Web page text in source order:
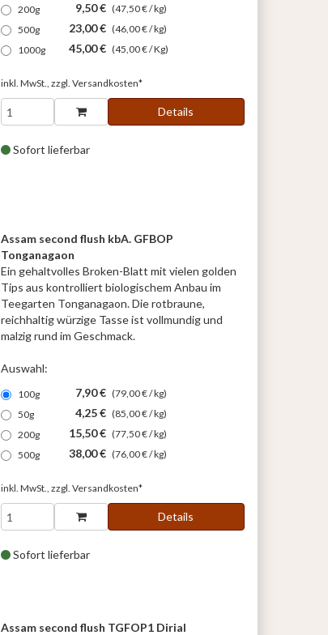
200g
9,50 € (47,50 € / kg)
500g
23,00 € (46,00 € / kg)
1000g
45,00 € (45,00 € / Kg)
inkl. MwSt., zzgl. Versandkosten*
Details
Sofort lieferbar
Assam second flush kbA. GFBOP
Tonganagaon
Ein gehaltvolles Broken-Blatt mit vielen golden
Tips aus kontrolliert biologischem Anbau im
Teegarten Tonganagaon. Die rotbraune,
reichhaltig würzige Tasse ist vollmundig und
malzig rund im Geschmack.
Auswahl:
100g 7,90 € (79,00 € / kg)
50g
4,25 € (85,00 € / kg)
200g
15,50 € (77,50 € / kg)
500g
38,00 € (76,00 € / kg)
inkl. MwSt., zzgl. Versandkosten*
Details
Sofort lieferbar
Assam second flush TGFOP1 Dirial